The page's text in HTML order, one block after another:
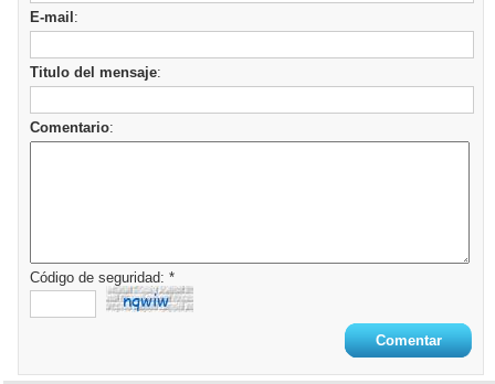
E-mail :
Titulo del mensaje:
Comentario:
Código de seguridad: *